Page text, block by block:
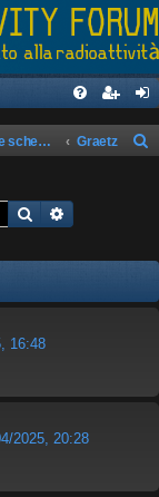
Manuali e schemi apparati Graetz
Cerca
16:48
2025, 20:28